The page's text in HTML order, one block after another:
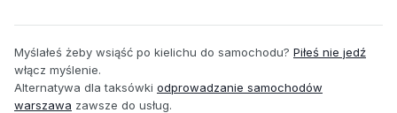
Myślałeś żeby wsiąść po kielichu do samochodu? Piłeś nie jedź
włącz myślenie.
Alternatywa dla taksówki odprowadzanie samochodów
warszawa zawsze do usług.